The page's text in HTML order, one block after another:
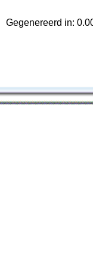
Gegenereerd in: